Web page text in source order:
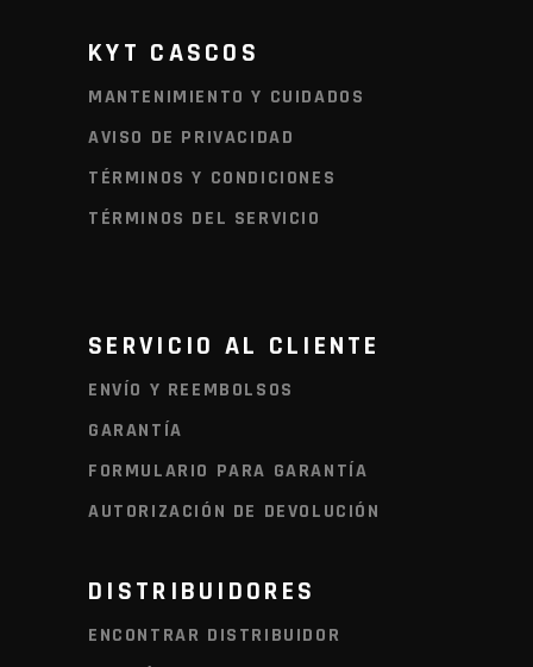
KYT CASCOS
MANTENIMIENTO Y CUIDADOS
AVISO DE PRIVACIDAD
TÉRMINOS Y CONDICIONES
TÉRMINOS DEL SERVICIO
SERVICIO AL CLIENTE
ENVÍO Y REEMBOLSOS
GARANTÍA
FORMULARIO PARA GARANTÍA
AUTORIZACIÓN DE DEVOLUCIÓN
DISTRIBUIDORES
ENCONTRAR DISTRIBUIDOR